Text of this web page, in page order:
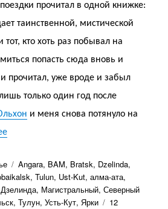
прочитал в одной книжке:
таинственной, мистической
кто хоть раз побывал на
попасть сюда вновь и
прочитал, уже вроде и забыл
только один год после
и меня снова потянуло на
«Самая северная точка. Байкал. 2011
Метки
Angara, BAM, Bratsk, Dzelinda,
,Tulun, Ust-Kut,алма-ата,
Дзелинда, Магистральный,Северный
,Тулун,Усть-Кут,Ярки
12